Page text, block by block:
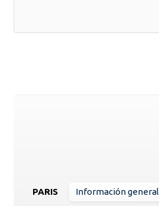
PARIS Información general